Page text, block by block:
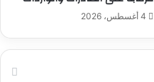
4 أغسطس، 2026